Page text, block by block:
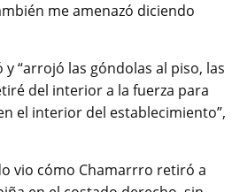
me amenazó diciendo
“arrojó las góndolas al piso, las
del interior a la fuerza para
el interior del establecimiento”,
vio cómo Chamarrro retiró a